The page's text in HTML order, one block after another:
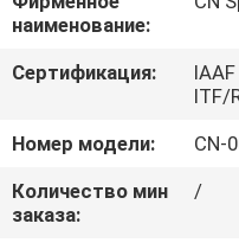
ПУТЕШЕСТВИЕ
ФАБРИКИ
ПРОВЕРКА
КАЧЕСТВА
наименование:
Сертификация:
ITF/
Номер модели:
CN-
Количество мин
заказа:
/